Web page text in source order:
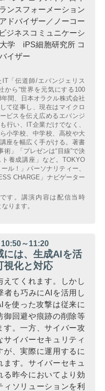
ンスフォーメーション
ドバイザー／ノーコー
ジネスコミュニケーシ
学 iPS細胞研究所 コ
イザー
「伝道師/エバンジェリス
から“世界を元気にする100
間、日本オラクル株式会社
て従事し、現在はマイクロ
ビスを伝え広めるエバンジ
行い、IT企業だけでなく、
小学校、中学校、高校や大
座を幅広く手がける。著書
」「プレゼンは“目線”で決
養成講座」など。TOKYO
ル！」パーソナリティー、
CHARGE」ナビゲーター
す。講演内容は配信当時
ります。
～11:20
には、生成AIを活
視化と対応
てくれます。しかし
者も巧みにAIを活用し
使った攻撃は従来に
御回避や痕跡の削除等
す。一方、サイバー攻
イバーセキュリティ
が、実際に運用するに
す。サイバーセキュ
る昨今においてより効
ソリューションを利